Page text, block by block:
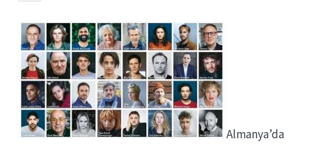
Almanya’da